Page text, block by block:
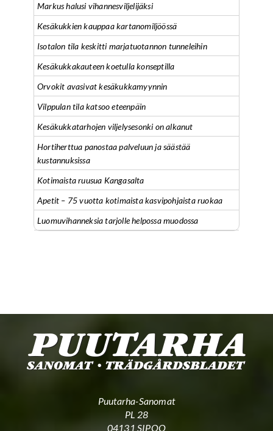
Markus halusi vihannesviljelijäksi
Kesäkukkien kauppaa kartanomiljöössä
Isotalon tila keskitti marjatuotannon tunneleihin
Kesäkukkakauteen koetulla konseptilla
Orvokit avasivat kesäkukkamyynnin
Vilppulan tila katsoo eteenpäin
Kesäkukkatarhojen viljelysesonki on alkanut
Hortiherttua panostaa palveluun ja säästää
kustannuksissa
Kotimaista ruusua Kangasalta
Apetit – 75 vuotta kotimaista kasvipohjaista ruokaa
Luomuvihanneksia tarjolle helpossa muodossa
Puutarha-Sanomat
PL 28
04131 SIPOO